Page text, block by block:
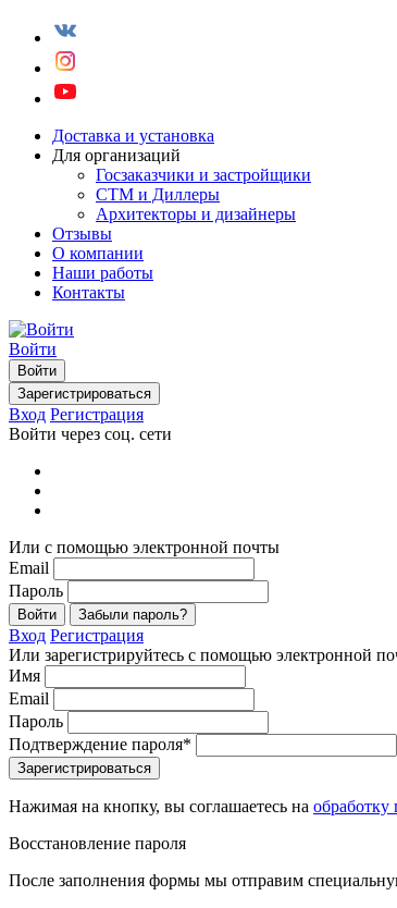
Доставка и установка
Для организаций
Госзаказчики и застройщики
СТМ и Диллеры
Архитекторы и дизайнеры
Отзывы
О компании
Наши работы
Контакты
Войти
Войти
Зарегистрироваться
Вход Регистрация
Войти через соц. сети
Или с помощью электронной почты
Email
Пароль
Войти Забыли пароль?
Вход Регистрация
Или зарегистрируйтесь с помощью электронной
Имя
Email
Пароль
Подтверждение пароля*
Зарегистрироваться
Нажимая на кнопку, вы соглашаетесь на
Восстановление пароля
После заполнения формы мы отправим